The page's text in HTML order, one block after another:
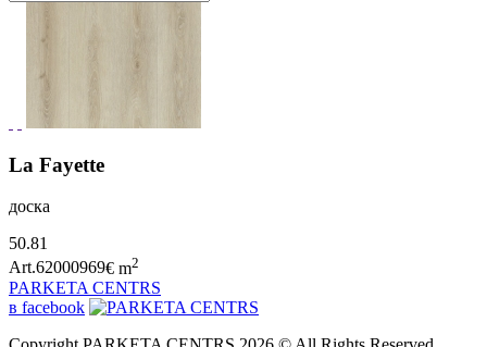
La Fayette
доска
50.81
Art.62000969€ m2
PARKETA CENTRS
в facebook